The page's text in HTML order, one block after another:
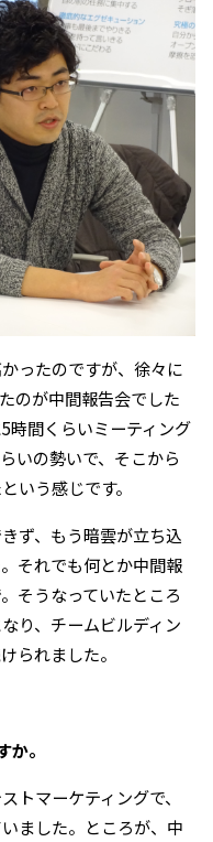
ったのですが、徐々に
のが中間報告会でした
時間くらいミーティング
いの勢いで、そこから
いう感じです。
ず、もう暗雲が立ち込
それでも何とか中間報
そうなっていたところ
り、チームビルディン
られました。
か。
トマーケティングで、
ました。ところが、中